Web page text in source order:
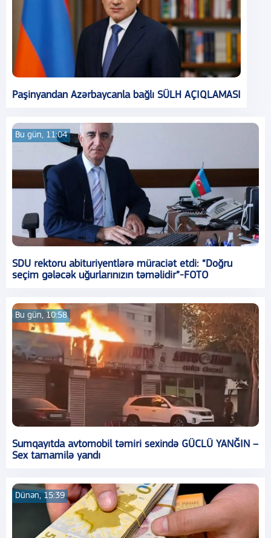
Paşinyandan Azərbaycanla bağlı SÜLH AÇIQLAMASI
Bu gün, 11:04
SDU rektoru abituriyentlərə müraciət etdi: “Doğru
seçim gələcək uğurlarınızın təməlidir”-FOTO
Bu gün, 10:58
Sumqayıtda avtomobil təmiri sexində GÜCLÜ YANĞIN –
Sex tamamilə yandı
Dünən, 15:39